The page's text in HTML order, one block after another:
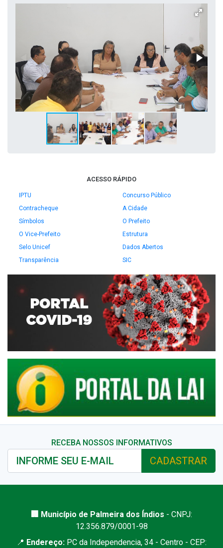
ACESSO RÁPIDO
IPTU
Concurso Público
Contracheque
A Cidade
Símbolos
O Prefeito
O Vice-Prefeito
Estrutura
Selo Unicef
Dados Abertos
Transparência
SIC
RECEBA NOSSOS INFORMATIVOS
CADASTRAR
🏢 Município de Palmeira dos Índios - CNPJ:
12.356.879/0001-98
📍 Endereço: PC da Independencia, 34 - Centro - CEP: